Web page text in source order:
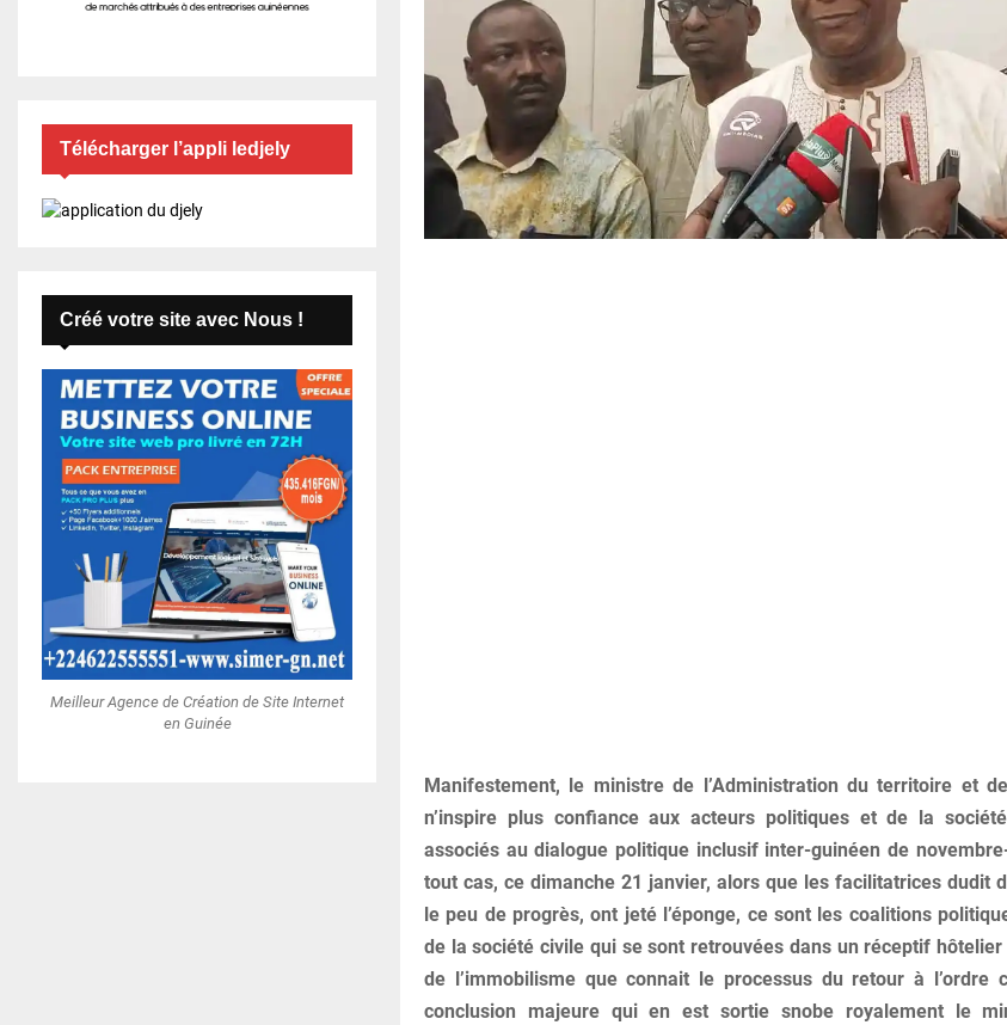
Manifestement, le ministre de l’Administration du territoire et
n’inspire plus confiance aux acteurs politiques et de la
associés au dialogue politique inclusif inter-guinéen de
tout cas, ce dimanche 21 janvier, alors que les facilitatrices dudit
le peu de progrès, ont jeté l’éponge, ce sont les coalitions
de la société civile qui se sont retrouvées dans un réceptif
de l’immobilisme que connait le processus du retour à l’ordre
conclusion majeure qui en est sortie snobe royalement le
Télécharger l’appli ledjely
Créé votre site avec Nous !
Meilleur Agence de Création de Site Internet
en Guinée